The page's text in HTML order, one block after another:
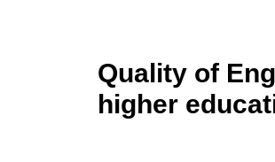
Quality of
higher